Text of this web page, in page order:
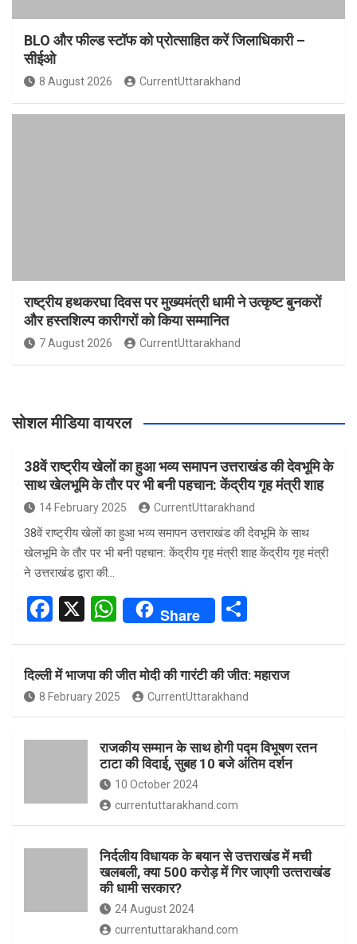
BLO और फील्ड स्टॉफ को प्रोत्साहित करें जिलाधिकारी –
सीईओ
8 August 2026 CurrentUttarakhand
राष्ट्रीय हथकरघा दिवस पर मुख्यमंत्री धामी ने उत्कृष्ट बुनकरों
और हस्तशिल्प कारीगरों को किया सम्मानित
7 August 2026 CurrentUttarakhand
सोशल मीडिया वायरल
38वें राष्ट्रीय खेलों का हुआ भव्य समापन उत्तराखंड की देवभूमि के
साथ खेलभूमि के तौर पर भी बनी पहचान: केंद्रीय गृह मंत्री शाह
14 February 2025 CurrentUttarakhand
38वें राष्ट्रीय खेलों का हुआ भव्य समापन उत्तराखंड की देवभूमि के साथ
खेलभूमि के तौर पर भी बनी पहचान: केंद्रीय गृह मंत्री शाह केंद्रीय गृह मंत्री
ने उत्तराखंड द्वारा की…
F
ce
b
o
o
X
W
at
s
A
p
p
Share
e
दिल्ली में भाजपा की जीत मोदी की गारंटी की जीत: महाराज
8 February 2025 CurrentUttarakhand
राजकीय सम्मान के साथ होगी पद्म विभूषण रतन
टाटा की विदाई, सुबह 10 बजे अंतिम दर्शन
10 October 2024
currentuttarakhand.com
निर्दलीय विधायक के बयान से उत्तराखंड में मची
खलबली, क्‍या 500 करोड़ में गिर जाएगी उत्‍तराखंड
की धामी सरकार?
24 August 2024
currentuttarakhand.com